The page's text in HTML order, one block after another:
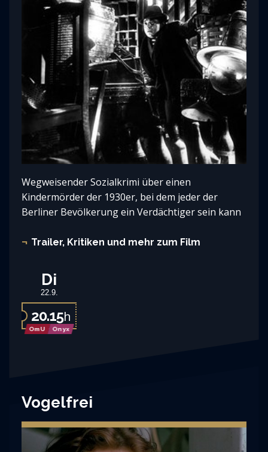
Wegweisender Sozialkrimi über einen
Kindermörder der 1930er, bei dem jeder der
Berliner Bevölkerung ein Verdächtiger sein kann
Trailer, Kritiken und mehr zum Film
Di
22.9.
20.15h
OmU Onyx
Vogelfrei